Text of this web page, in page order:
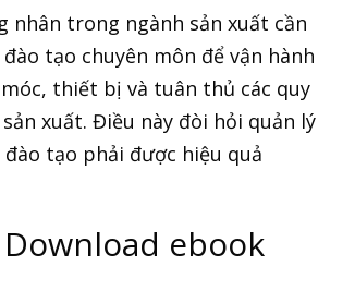
nhân trong ngành sản xuất cần
tạo chuyên môn để vận hành
thiết bị và tuân thủ các quy
xuất. Điều này đòi hỏi quản lý
đào tạo phải được hiệu quả
Download ebook